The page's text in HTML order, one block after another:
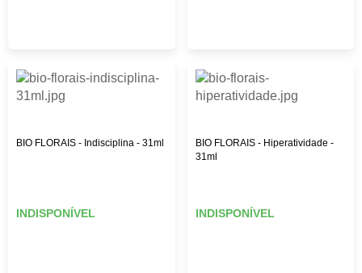
BIO FLORAIS - Indisciplina - 31ml
INDISPONÍVEL
BIO FLORAIS - Hiperatividade -
31ml
INDISPONÍVEL